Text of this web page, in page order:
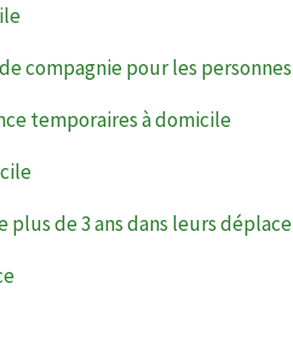
compagnie pour les
temporaires à domicile
de 3 ans dans leurs